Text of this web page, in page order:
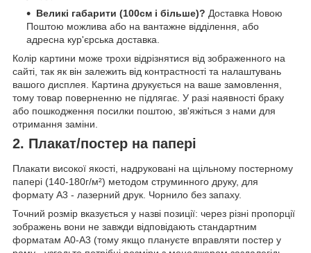
Великі габарити (100см і більше)? Доставка Новою
Поштою можлива або на вантажне відділення, або
адресна кур'єрська доставка.
Колір картини може трохи відрізнятися від зображенного на
сайті, так як він залежить від контрастності та налаштувань
вашого дисплея. Картина друкується на ваше замовлення,
тому товар поверненню не підлягає. У разі наявності браку
або пошкодження посилки поштою, зв'яжіться з нами для
отримання заміни.
2. Плакат/постер на папері
Плакати високої якості, надруковані на щільному постерному
папері (140-180г/м²) методом струминного друку, для
формату А3 - лазерний друк. Чорнило без запаху.
Точний розмір вказується у назві позиції: через різні пропорції
зображень вони не завжди відповідають стандартним
форматам А0-А3 (тому якщо плануєте вправляти постер у